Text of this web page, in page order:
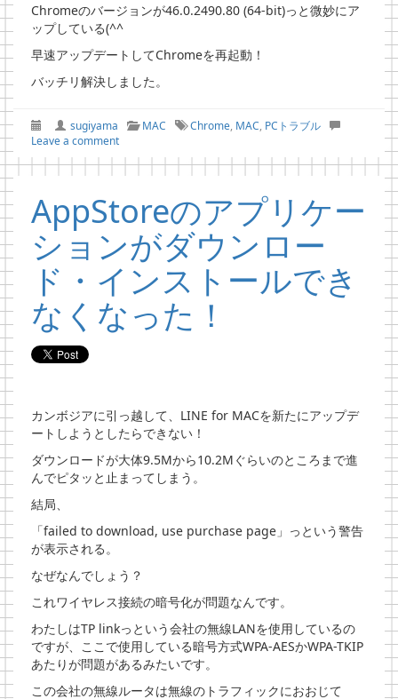
Chromeのバージョンが46.0.2490.80 (64-bit)っと微妙にア
ップしている(^^
早速アップデートしてChromeを再起動！
バッチリ解決しました。
sugiyama MAC Chrome, MAC, PCトラブル
Leave a comment
AppStoreのアプリケー
ションがダウンロー
ド・インストールでき
なくなった！
カンボジアに引っ越して、LINE for MACを新たにアップデ
ートしようとしたらできない！
ダウンロードが大体9.5Mから10.2Mぐらいのところまで進
んでピタッと止まってしまう。
結局、
「failed to download, use purchase page」っという警告
が表示される。
なぜなんでしょう？
これワイヤレス接続の暗号化が問題なんです。
わたしはTP linkっという会社の無線LANを使用しているの
ですが、ここで使用している暗号方式WPA-AESかWPA-TKIP
あたりが問題があるみたいです。
この会社の無線ルータは無線のトラフィックにおおじて